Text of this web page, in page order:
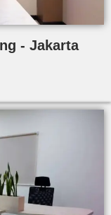
- Jakarta